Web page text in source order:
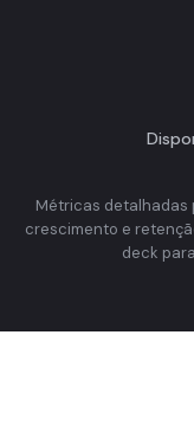
Métricas detalhadas
crescimento e
deck